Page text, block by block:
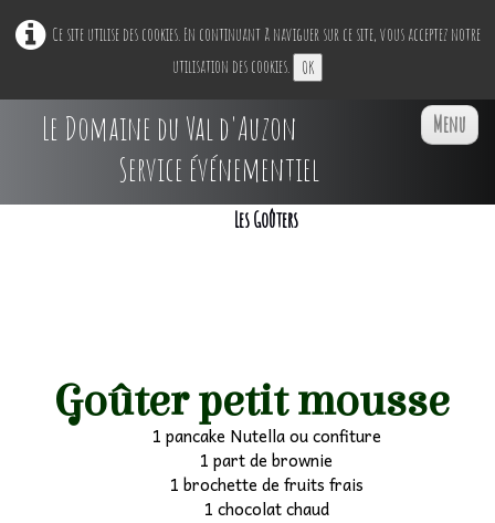
Ce site utilise des cookies. En continuant à naviguer sur ce site, vous acceptez notre
utilisation des cookies. OK
Le Domaine du Val d'Auzon
Service événementiel
Menu
Professionnels ▼
Les Goûters
Goûter petit mousse
1 pancake Nutella ou confiture
1 part de brownie
1 brochette de fruits frais
1 chocolat chaud